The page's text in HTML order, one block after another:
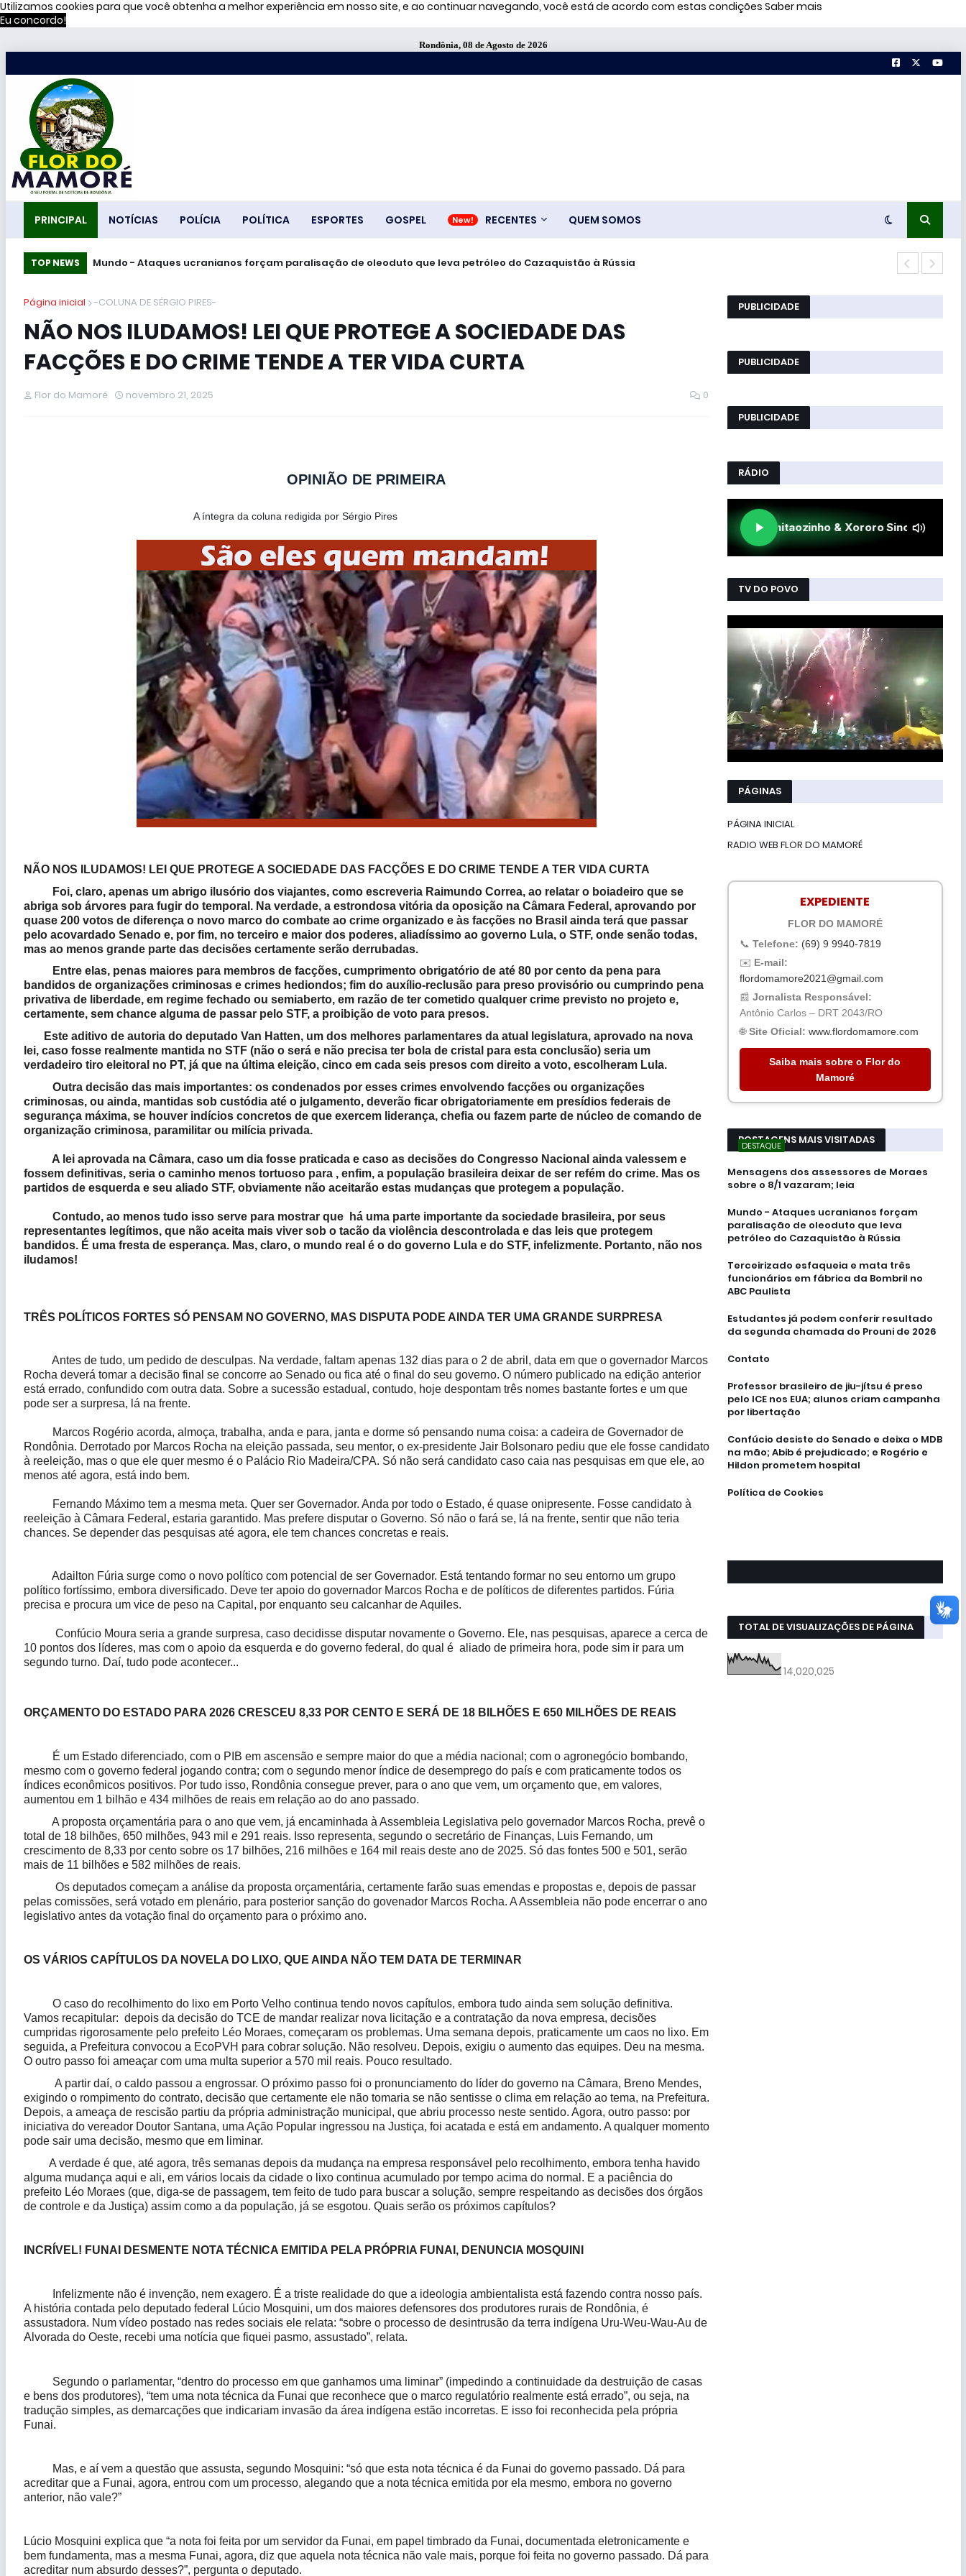
Utilizamos cookies para que você obtenha a melhor experiência em nosso site, e ao continuar navegando, você está de acordo com estas condições Saber mais
Eu concordo!
Rondônia, 08 de Agosto de 2026
PRINCIPAL NOTÍCIAS POLÍCIA POLÍTICA ESPORTES GOSPEL RECENTES QUEM SOMOS
TOP NEWS Mundo - Ataques ucranianos forçam paralisação de oleoduto que leva petróleo do Cazaquistão à Rússia
Página inicial -COLUNA DE SÉRGIO PIRES-
NÃO NOS ILUDAMOS! LEI QUE PROTEGE A SOCIEDADE DAS
FACÇÕES E DO CRIME TENDE A TER VIDA CURTA
Flor do Mamoré novembro 21, 2025 0
OPINIÃO DE PRIMEIRA
A íntegra da coluna redigida por Sérgio Pires
NÃO NOS ILUDAMOS! LEI QUE PROTEGE A SOCIEDADE DAS FACÇÕES E DO CRIME TENDE A TER VIDA CURTA
Foi, claro, apenas um abrigo ilusório dos viajantes, como escreveria Raimundo Correa, ao relatar o boiadeiro que se
abriga sob árvores para fugir do temporal. Na verdade, a estrondosa vitória da oposição na Câmara Federal, aprovando por
quase 200 votos de diferença o novo marco do combate ao crime organizado e às facções no Brasil ainda terá que passar
pelo acovardado Senado e, por fim, no terceiro e maior dos poderes, aliadíssimo ao governo Lula, o STF, onde senão todas,
mas ao menos grande parte das decisões certamente serão derrubadas.
Entre elas, penas maiores para membros de facções, cumprimento obrigatório de até 80 por cento da pena para
bandidos de organizações criminosas e crimes hediondos; fim do auxílio-reclusão para preso provisório ou cumprindo pena
privativa de liberdade, em regime fechado ou semiaberto, em razão de ter cometido qualquer crime previsto no projeto e,
certamente, sem chance alguma de passar pelo STF, a proibição de voto para presos.
Este aditivo de autoria do deputado Van Hatten, um dos melhores parlamentares da atual legislatura, aprovado na nova
lei, caso fosse realmente mantida no STF (não o será e não precisa ter bola de cristal para esta conclusão) seria um
verdadeiro tiro eleitoral no PT, já que na última eleição, cinco em cada seis presos com direito a voto, escolheram Lula.
Outra decisão das mais importantes: os condenados por esses crimes envolvendo facções ou organizações
criminosas, ou ainda, mantidas sob custódia até o julgamento, deverão ficar obrigatoriamente em presídios federais de
segurança máxima, se houver indícios concretos de que exercem liderança, chefia ou fazem parte de núcleo de comando de
organização criminosa, paramilitar ou milícia privada.
A lei aprovada na Câmara, caso um dia fosse praticada e caso as decisões do Congresso Nacional ainda valessem e
fossem definitivas, seria o caminho menos tortuoso para , enfim, a população brasileira deixar de ser refém do crime. Mas os
partidos de esquerda e seu aliado STF, obviamente não aceitarão estas mudanças que protegem a população.
Contudo, ao menos tudo isso serve para mostrar que há uma parte importante da sociedade brasileira, por seus
representantes legítimos, que não aceita mais viver sob o tacão da violência descontrolada e das leis que protegem
bandidos. É uma fresta de esperança. Mas, claro, o mundo real é o do governo Lula e do STF, infelizmente. Portanto, não nos
iludamos!
TRÊS POLÍTICOS FORTES SÓ PENSAM NO GOVERNO, MAS DISPUTA PODE AINDA TER UMA GRANDE SURPRESA
Antes de tudo, um pedido de desculpas. Na verdade, faltam apenas 132 dias para o 2 de abril, data em que o governador Marcos
Rocha deverá tomar a decisão final se concorre ao Senado ou fica até o final do seu governo. O número publicado na edição anterior
está errado, confundido com outra data. Sobre a sucessão estadual, contudo, hoje despontam três nomes bastante fortes e um que
pode ser a surpresa, lá na frente.
Marcos Rogério acorda, almoça, trabalha, anda e para, janta e dorme só pensando numa coisa: a cadeira de Governador de
Rondônia. Derrotado por Marcos Rocha na eleição passada, seu mentor, o ex-presidente Jair Bolsonaro pediu que ele fosse candidato
à reeleição, mas o que ele quer mesmo é o Palácio Rio Madeira/CPA. Só não será candidato caso caia nas pesquisas em que ele, ao
menos até agora, está indo bem.
Fernando Máximo tem a mesma meta. Quer ser Governador. Anda por todo o Estado, é quase onipresente. Fosse candidato à
reeleição à Câmara Federal, estaria garantido. Mas prefere disputar o Governo. Só não o fará se, lá na frente, sentir que não teria
chances. Se depender das pesquisas até agora, ele tem chances concretas e reais.
Adailton Fúria surge como o novo político com potencial de ser Governador. Está tentando formar no seu entorno um grupo
político fortíssimo, embora diversificado. Deve ter apoio do governador Marcos Rocha e de políticos de diferentes partidos. Fúria
precisa e procura um vice de peso na Capital, por enquanto seu calcanhar de Aquiles.
Confúcio Moura seria a grande surpresa, caso decidisse disputar novamente o Governo. Ele, nas pesquisas, aparece a cerca de
10 pontos dos líderes, mas com o apoio da esquerda e do governo federal, do qual é aliado de primeira hora, pode sim ir para um
segundo turno. Daí, tudo pode acontecer...
ORÇAMENTO DO ESTADO PARA 2026 CRESCEU 8,33 POR CENTO E SERÁ DE 18 BILHÕES E 650 MILHÕES DE REAIS
É um Estado diferenciado, com o PIB em ascensão e sempre maior do que a média nacional; com o agronegócio bombando,
mesmo com o governo federal jogando contra; com o segundo menor índice de desemprego do país e com praticamente todos os
índices econômicos positivos. Por tudo isso, Rondônia consegue prever, para o ano que vem, um orçamento que, em valores,
aumentou em 1 bilhão e 434 milhões de reais em relação ao do ano passado.
A proposta orçamentária para o ano que vem, já encaminhada à Assembleia Legislativa pelo governador Marcos Rocha, prevê o
total de 18 bilhões, 650 milhões, 943 mil e 291 reais. Isso representa, segundo o secretário de Finanças, Luis Fernando, um
crescimento de 8,33 por cento sobre os 17 bilhões, 216 milhões e 164 mil reais deste ano de 2025. Só das fontes 500 e 501, serão
mais de 11 bilhões e 582 milhões de reais.
Os deputados começam a análise da proposta orçamentária, certamente farão suas emendas e propostas e, depois de passar
pelas comissões, será votado em plenário, para posterior sanção do govenador Marcos Rocha. A Assembleia não pode encerrar o ano
legislativo antes da votação final do orçamento para o próximo ano.
OS VÁRIOS CAPÍTULOS DA NOVELA DO LIXO, QUE AINDA NÃO TEM DATA DE TERMINAR
O caso do recolhimento do lixo em Porto Velho continua tendo novos capítulos, embora tudo ainda sem solução definitiva.
Vamos recapitular: depois da decisão do TCE de mandar realizar nova licitação e a contratação da nova empresa, decisões
cumpridas rigorosamente pelo prefeito Léo Moraes, começaram os problemas. Uma semana depois, praticamente um caos no lixo. Em
seguida, a Prefeitura convocou a EcoPVH para cobrar solução. Não resolveu. Depois, exigiu o aumento das equipes. Deu na mesma.
O outro passo foi ameaçar com uma multa superior a 570 mil reais. Pouco resultado.
A partir daí, o caldo passou a engrossar. O próximo passo foi o pronunciamento do líder do governo na Câmara, Breno Mendes,
exigindo o rompimento do contrato, decisão que certamente ele não tomaria se não sentisse o clima em relação ao tema, na Prefeitura.
Depois, a ameaça de rescisão partiu da própria administração municipal, que abriu processo neste sentido. Agora, outro passo: por
iniciativa do vereador Doutor Santana, uma Ação Popular ingressou na Justiça, foi acatada e está em andamento. A qualquer momento
pode sair uma decisão, mesmo que em liminar.
A verdade é que, até agora, três semanas depois da mudança na empresa responsável pelo recolhimento, embora tenha havido
alguma mudança aqui e ali, em vários locais da cidade o lixo continua acumulado por tempo acima do normal. E a paciência do
prefeito Léo Moraes (que, diga-se de passagem, tem feito de tudo para buscar a solução, sempre respeitando as decisões dos órgãos
de controle e da Justiça) assim como a da população, já se esgotou. Quais serão os próximos capítulos?
INCRÍVEL! FUNAI DESMENTE NOTA TÉCNICA EMITIDA PELA PRÓPRIA FUNAI, DENUNCIA MOSQUINI
Infelizmente não é invenção, nem exagero. É a triste realidade do que a ideologia ambientalista está fazendo contra nosso país.
A história contada pelo deputado federal Lúcio Mosquini, um dos maiores defensores dos produtores rurais de Rondônia, é
assustadora. Num vídeo postado nas redes sociais ele relata: “sobre o processo de desintrusão da terra indígena Uru-Weu-Wau-Au de
Alvorada do Oeste, recebi uma notícia que fiquei pasmo, assustado”, relata.
Segundo o parlamentar, “dentro do processo em que ganhamos uma liminar” (impedindo a continuidade da destruição de casas
e bens dos produtores), “tem uma nota técnica da Funai que reconhece que o marco regulatório realmente está errado”, ou seja, na
tradução simples, as demarcações que indicariam invasão da área indígena estão incorretas. E isso foi reconhecida pela própria
Funai.
Mas, e aí vem a questão que assusta, segundo Mosquini: “só que esta nota técnica é da Funai do governo passado. Dá para
acreditar que a Funai, agora, entrou com um processo, alegando que a nota técnica emitida por ela mesmo, embora no governo
anterior, não vale?”
Lúcio Mosquini explica que “a nota foi feita por um servidor da Funai, em papel timbrado da Funai, documentada eletronicamente e
bem fundamenta, mas a mesma Funai, agora, diz que aquela nota técnica não vale mais, porque foi feita no governo passado. Dá para
acreditar num absurdo desses?”, pergunta o deputado.
PUBLICIDADE
PUBLICIDADE
PUBLICIDADE
RÁDIO
TV DO POVO
PÁGINAS
PÁGINA INICIAL
RADIO WEB FLOR DO MAMORÉ
EXPEDIENTE
FLOR DO MAMORÉ
📞 Telefone: (69) 9 9940-7819
✉️ E-mail:
flordomamore2021@gmail.com
📰 Jornalista Responsável:
Antônio Carlos – DRT 2043/RO
🌐Site Oficial: www.flordomamore.com
Saiba mais sobre o Flor do
Mamoré
POSTAGENS MAIS VISITADAS
DESTAQUE
Mensagens dos assessores de Moraes
sobre o 8/1 vazaram; leia
Mundo - Ataques ucranianos forçam
paralisação de oleoduto que leva
petróleo do Cazaquistão à Rússia
Terceirizado esfaqueia e mata três
funcionários em fábrica da Bombril no
ABC Paulista
Estudantes já podem conferir resultado
da segunda chamada do Prouni de 2026
Contato
Professor brasileiro de jiu-jítsu é preso
pelo ICE nos EUA; alunos criam campanha
por libertação
Confúcio desiste do Senado e deixa o MDB
na mão; Abib é prejudicado; e Rogério e
Hildon prometem hospital
Política de Cookies
TOTAL DE VISUALIZAÇÕES DE PÁGINA
14,020,025